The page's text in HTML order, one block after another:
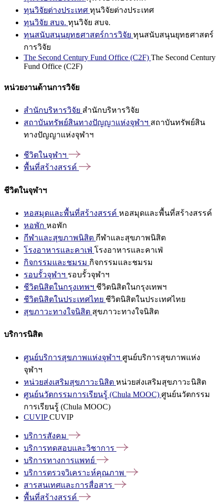
ทุนวิจัยต่างประเทศ ทุนวิจัยต่างประเทศ
ทุนวิจัย สบจ. ทุนวิจัย สบจ.
ทุนสนับสนุนยุทธศาสตร์การวิจัย ทุนสนับสนุนยุทธศาสตร์
การวิจัย
The Second Century Fund Office (C2F) The Second Century
Fund Office (C2F)
หน่วยงานด้านการวิจัย
สำนักบริหารวิจัย สำนักบริหารวิจัย
สถาบันทรัพย์สินทางปัญญาแห่งจุฬาฯ สถาบันทรัพย์สิน
ทางปัญญาแห่งจุฬาฯ
ชีวิตในจุฬาฯ
พื้นที่สร้างสรรค์
ชีวิตในจุฬาฯ
หอสมุดและพื้นที่สร้างสรรค์ หอสมุดและพื้นที่สร้างสรรค์
หอพัก หอพัก
กีฬาและสุขภาพนิสิต กีฬาและสุขภาพนิสิต
โรงอาหารและคาเฟ่ โรงอาหารและคาเฟ่
กิจกรรมและชมรม กิจกรรมและชมรม
รอบรั้วจุฬาฯ รอบรั้วจุฬาฯ
ชีวิตนิสิตในกรุงเทพฯ ชีวิตนิสิตในกรุงเทพฯ
ชีวิตนิสิตในประเทศไทย ชีวิตนิสิตในประเทศไทย
สุขภาวะทางใจนิสิต สุขภาวะทางใจนิสิต
บริการนิสิต
ศูนย์บริการสุขภาพแห่งจุฬาฯ ศูนย์บริการสุขภาพแห่ง
จุฬาฯ
หน่วยส่งเสริมสุขภาวะนิสิต หน่วยส่งเสริมสุขภาวะนิสิต
ศูนย์นวัตกรรมการเรียนรู้ (Chula MOOC) ศูนย์นวัตกรรม
การเรียนรู้ (Chula MOOC)
CUVIPCUVIP
บริการสังคม
บริการทดสอบและวิชาการ
บริการทางการแพทย์
บริการตรวจวิเคราะห์คุณภาพ
สารสนเทศและการสื่อสาร
พื้นที่สร้างสรรค์